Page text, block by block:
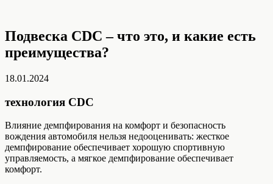
Подвеска CDC – что это, и какие есть
преимущества?
18.01.2024
технология CDC
Влияние демпфирования на комфорт и безопасность
вождения автомобиля нельзя недооценивать: жесткое
демпфирование обеспечивает хорошую спортивную
управляемость, а мягкое демпфирование обеспечивает
комфорт.